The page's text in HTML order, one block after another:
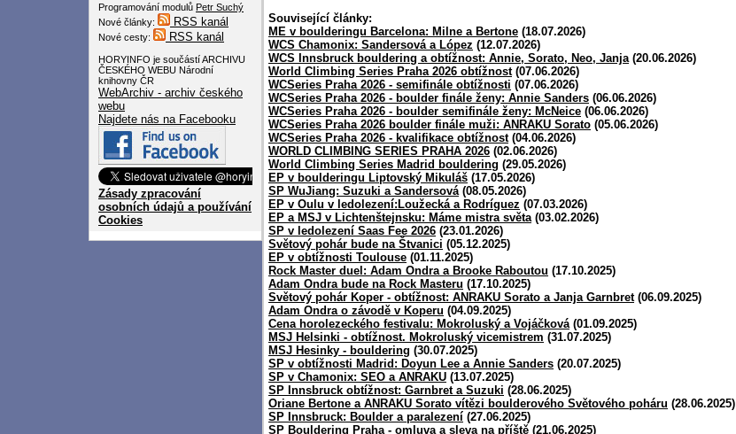
Programování modulů Petr Suchý
Nové články:
RSS kanál
Nové cesty: RSS kanál
HORYINFO je součástí ARCHIVU
ČESKÉHO WEBU Národní
knihovny ČR
WebArchiv - archiv českého
webu
Najdete nás na Facebooku
Zásady zpracování
osobních údajů a používání
Cookies
Související články:
ME v boulderingu Barcelona: Milne a Bertone (18.07.2026)
WCS Chamonix: Sandersová a López (12.07.2026)
WCS Innsbruck bouldering a obtížnost: Annie, Sorato, Neo, Janja(20.06.2026)
World Climbing Series Praha 2026 obtížnost(07.06.2026)
WCSeries Praha 2026 - semifinále obtížnosti (07.06.2026)
WCSeries Praha 2026 - boulder finále ženy: Annie Sanders (06.06.2026)
WCSeries Praha 2026 - boulder semifinále ženy: McNeice (06.06.2026)
WCSeries Praha 2026 boulder finále muži: ANRAKU Sorato (05.06.2026)
WCSeries Praha 2026 - kvalifikace obtížnost(04.06.2026)
WORLD CLIMBING SERIES PRAHA 2026 (02.06.2026)
World Climbing Series Madrid bouldering (29.05.2026)
EP v boulderingu Liptovský Mikuláš (17.05.2026)
SP WuJiang: Suzuki a Sandersová(08.05.2026)
EP v Oulu v ledolezení:Loužecká a Rodríguez (07.03.2026)
EP a MSJ v Lichtenštejnsku: Máme mistra světa(03.02.2026)
SP v ledolezení Saas Fee 2026 (23.01.2026)
Světový pohár bude na Štvanici (05.12.2025)
EP v obtížnosti Toulouse (01.11.2025)
Rock Master duel: Adam Ondra a Brooke Raboutou (17.10.2025)
Adam Ondra bude na Rock Masteru (17.10.2025)
Světový pohár Koper - obtížnost: ANRAKU Sorato a Janja Garnbret(06.09.2025)
Adam Ondra o závodě v Koperu (04.09.2025)
Cena horolezeckého festivalu: Mokroluský a Vojáčková(01.09.2025)
MSJ Helsinki - obtížnost. Mokroluský vicemistrem (31.07.2025)
MSJ Hesinky - bouldering (30.07.2025)
SP v obtížnosti Madrid: Doyun Lee a Annie Sanders (20.07.2025)
SP v Chamonix: SEO a ANRAKU (13.07.2025)
SP Innsbruck obtížnost: Garnbret a Suzuki (28.06.2025)
Oriane Bertone a ANRAKU Sorato vítězi boulderového Světového poháru (28.06.2025)
SP Innsbruck: Boulder a paralezení (27.06.2025)
SP Bouldering Praha - omluva a sleva na příště (21.06.2025)